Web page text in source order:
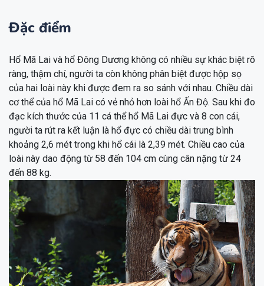
Đặc điểm
Hổ Mã Lai và hổ Đông Dương không có nhiều sự khác biệt rõ
ràng, thậm chí, người ta còn không phân biệt được hộp sọ
của hai loài này khi được đem ra so sánh với nhau. Chiều dài
cơ thể của hổ Mã Lai có vẻ nhỏ hơn loài hổ Ấn Độ. Sau khi đo
đạc kích thước của 11 cá thể hổ Mã Lai đực và 8 con cái,
người ta rút ra kết luận là hổ đực có chiều dài trung bình
khoảng 2,6 mét trong khi hổ cái là 2,39 mét. Chiều cao của
loài này dao động từ 58 đến 104 cm cùng cân nặng từ 24
đến 88 kg.